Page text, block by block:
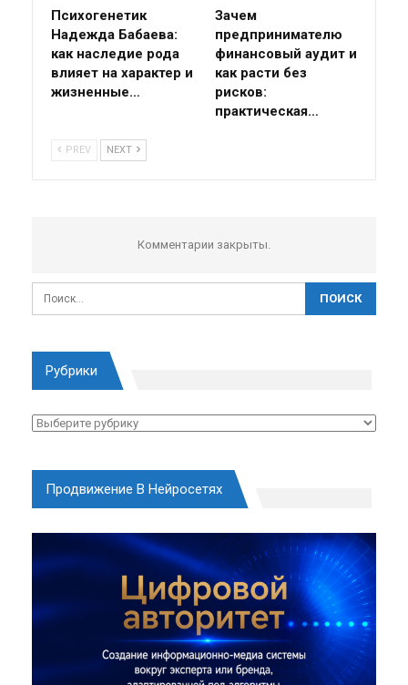
Психогенетик
Надежда Бабаева:
как наследие рода
влияет на характер и
жизненные…
Зачем
предпринимателю
финансовый аудит и
как расти без
рисков:
практическая…
PREV NEXT
Комментарии закрыты.
Рубрики
Рубрики
Продвижение В Нейросетях